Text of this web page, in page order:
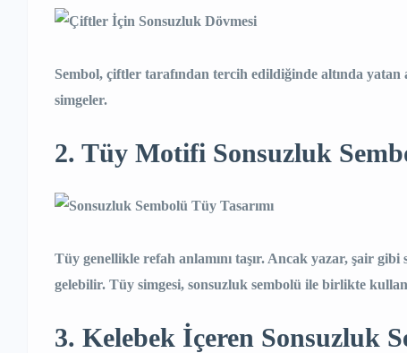
Sembol, çiftler tarafından tercih edildiğinde altında
simgeler.
2. Tüy Motifi Sonsuzluk
Tüy genellikle refah anlamını taşır. Ancak yazar, şair
gelebilir. Tüy simgesi, sonsuzluk sembolü ile birlikte
3. Kelebek İçeren Sonsuzluk